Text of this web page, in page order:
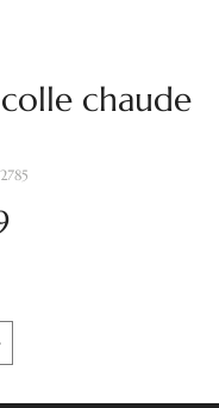
chaude
Price